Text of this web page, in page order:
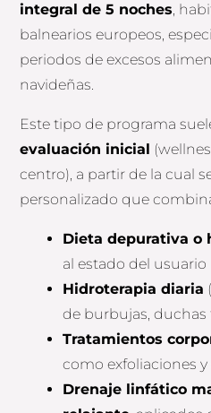
integral de 5 noches,
balnearios europeos,
periodos de excesos
navideñas.
Este tipo de programa
evaluación inicial
centro), a partir de la cual
personalizado que
Dieta depurativa o
al estado del usuario
Hidroterapia diaria
de burbujas, duchas
Tratamientos
como exfoliaciones
Drenaje linfático